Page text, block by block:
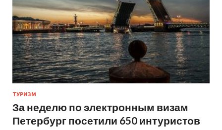
ТУРИЗМ
За неделю по электронным визам
Петербург посетили 650 интуристов